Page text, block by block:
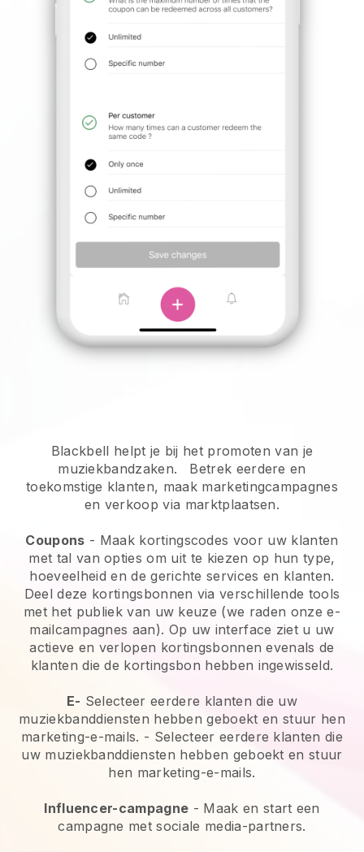
Blackbell helpt je bij het promoten van je
muziekbandzaken.
Betrek eerdere en
toekomstige klanten, maak marketingcampagnes
en verkoop via marktplaatsen.
Coupons - Maak kortingscodes voor uw klanten
met tal van opties om uit te kiezen op hun type,
hoeveelheid en de gerichte services en klanten.
Deel deze kortingsbonnen via verschillende tools
met het publiek van uw keuze (we raden onze e-
mailcampagnes aan). Op uw interface ziet u uw
actieve en verlopen kortingsbonnen evenals de
klanten die de kortingsbon hebben ingewisseld.
E- Selecteer eerdere klanten die uw
muziekbanddiensten hebben geboekt en stuur hen
marketing-e-mails. - Selecteer eerdere klanten die
uw muziekbanddiensten hebben geboekt en stuur
hen marketing-e-mails.
Influencer-campagne - Maak en start een
campagne met sociale media-partners.